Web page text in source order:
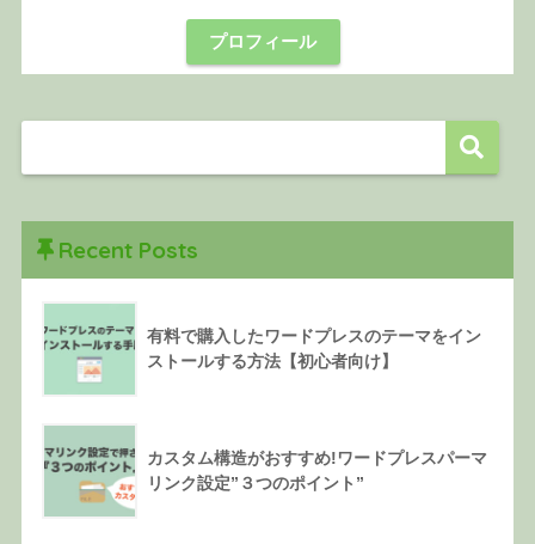
プロフィール
Recent Posts
有料で購入したワードプレスのテーマをイン
ストールする方法【初心者向け】
カスタム構造がおすすめ!ワードプレスパーマ
リンク設定”３つのポイント”